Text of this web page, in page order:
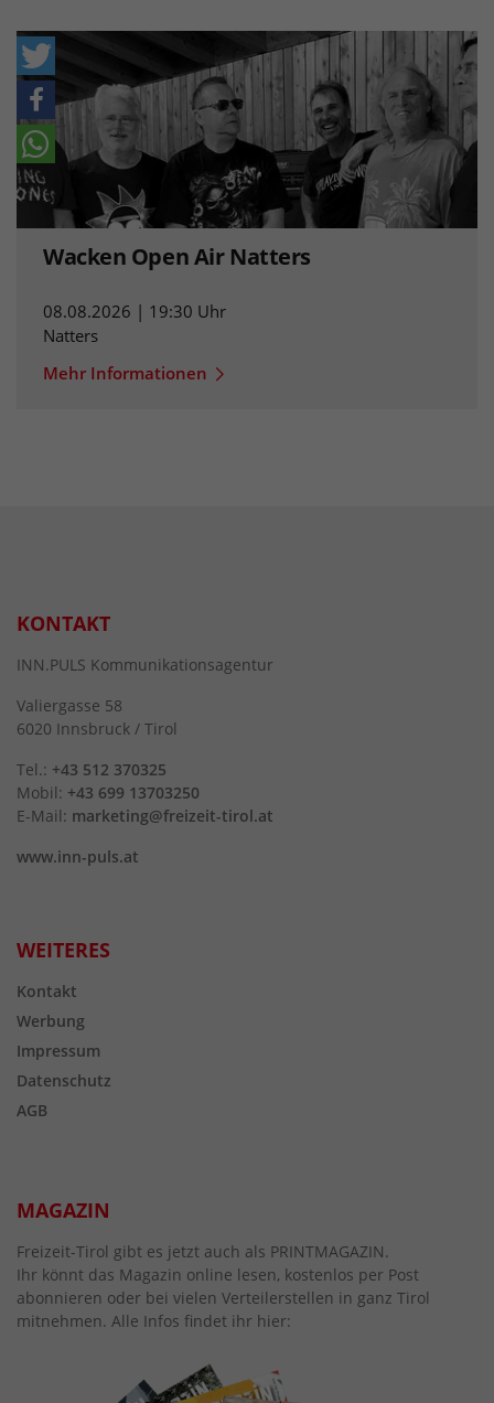
Wacken Open Air Natters
08.08.2026 | 19:30 Uhr
Natters
Mehr Informationen
KONTAKT
INN.PULS Kommunikationsagentur
Valiergasse 58
6020 Innsbruck / Tirol
Tel.: +43 512 370325
Mobil: +43 699 13703250
E-Mail: marketing@freizeit-tirol.at
www.inn-puls.at
WEITERES
Kontakt
Werbung
Impressum
Datenschutz
AGB
MAGAZIN
Freizeit-Tirol gibt es jetzt auch als PRINTMAGAZIN.
Ihr könnt das Magazin online lesen, kostenlos per Post
abonnieren oder bei vielen Verteilerstellen in ganz Tirol
mitnehmen. Alle Infos findet ihr hier: